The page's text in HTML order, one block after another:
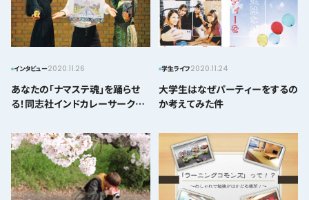
インタビュー2020.11.26
あなたの「ナマステ魂」を踊らせ
る！同志社インドカレーサークル
学生ライフ2020.11.24
大学生はなぜパーティーをするの
か考えてみた件